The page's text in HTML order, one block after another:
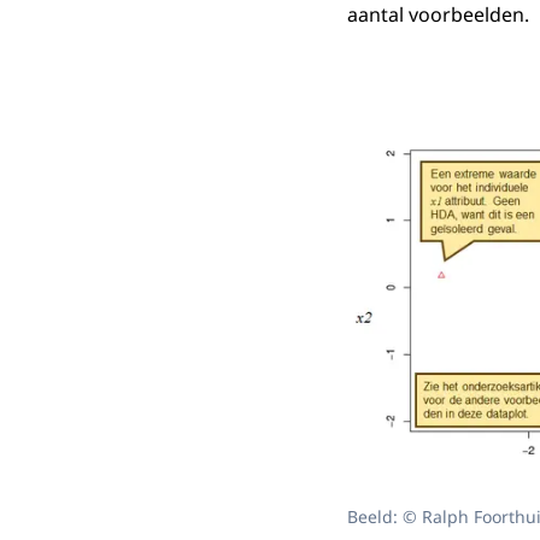
aantal voorbeelden.
Beeld: © Ralph